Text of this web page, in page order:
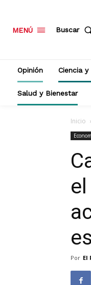
MENÚ Buscar
Opinión Ciencia
Salud y Bienestar
Inicio
Por El